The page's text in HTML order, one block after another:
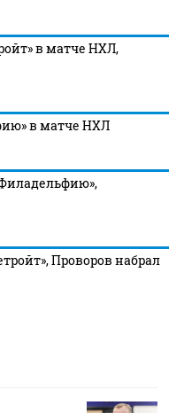
в матче НХЛ,
в матче НХЛ
Проворов набрал